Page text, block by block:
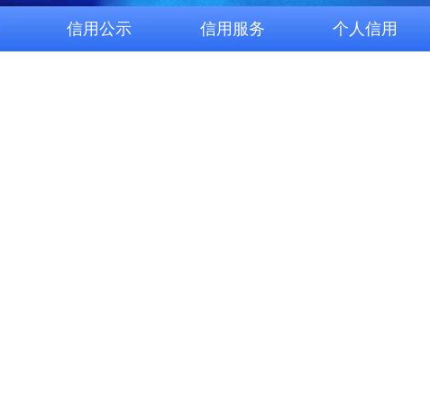
信用公示 信用服务 个人信用